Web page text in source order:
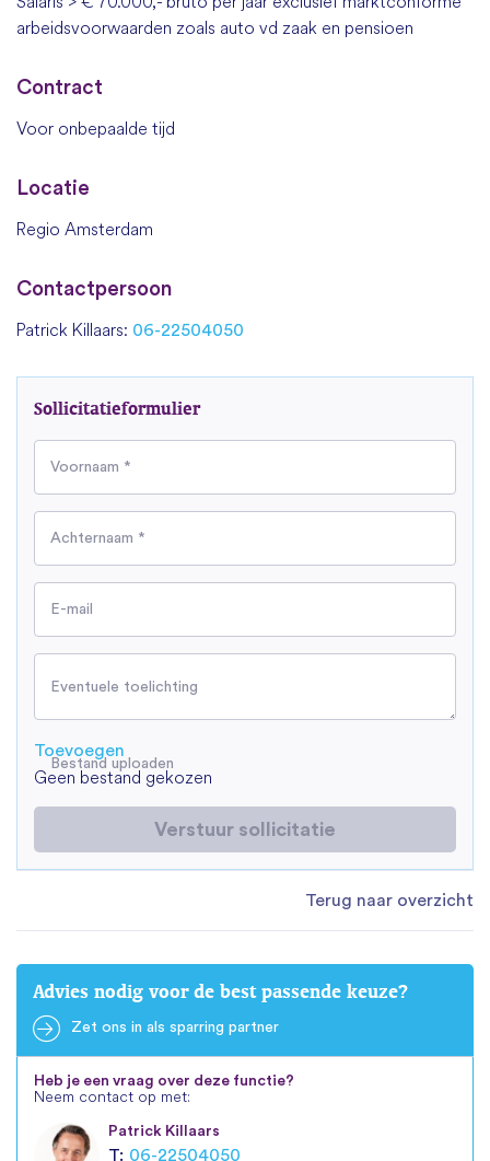
arbeidsvoorwaarden zoals auto vd zaak en pensioen
Contract
Voor onbepaalde tijd
Locatie
Regio Amsterdam
Contactpersoon
Patrick Killaars: 06-22504050
Sollicitatieformulier
Voornaam *
Achternaam *
E-mail
Eventuele toelichting
Bestand uploaden
Toevoegen
Geen bestand gekozen
Verstuur sollicitatie
Terug naar overzicht
Advies nodig voor de best passende keuze?
Zet ons in als sparring partner
Heb je een vraag over deze functie?
Neem contact op met:
Patrick Killaars
T: 06-22504050